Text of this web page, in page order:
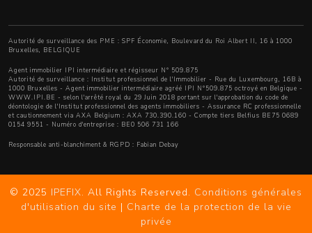
Autorité de surveillance des PME : SPF Économie, Boulevard du Roi Albert II, 16 à 1000
Bruxelles, BELGIQUE
Agent immobilier IPI intermédiaire et régisseur N° 509.875
Autorité de surveillance :
Institut professionnel de l'Immobilier - Rue du Luxembourg, 16B à
1000 Bruxelles - Agent immobilier intermédiaire agréé IPI N°509.875 octroyé en Belgique -
WWW.IPI.BE - selon l'arrêté royal du 29 Juin 2018 portant sur l'approbation du code de
déontologie de l'Institut professionnel des agents immobiliers - Assurance RC professionnelle
et cautionnement via AXA Belgium : AXA 730.390.160 - Compte tiers Belfius BE75 0689
0154 9551 - Numéro d'entreprise : BE0 506 731 166
Responsable anti-blanchiment & RGPD : Fabian Debay
© 2025 IPEFIX. All Rights Reserved. Conditions générales
d'utilisation du site | Charte de la protection de la vie
privée